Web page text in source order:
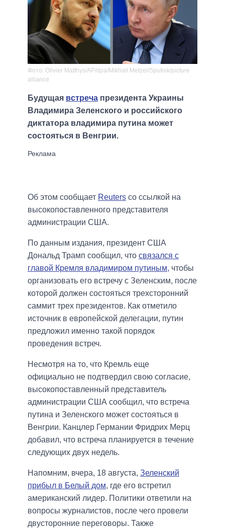
Фото: Olivier Matthys/AP/dpa/Mikhail Metzel/Sputnik/picture
alliance
Будущая встреча президента Украины
Владимира Зеленского и российского
диктатора владимира путина может
состояться в Венгрии.
Об этом сообщает Reuters со ссылкой на
высокопоставленного представителя
администрации США.
По данным издания, президент США
Дональд Трамп сообщил, что связался с
главой Кремля владимиром путиным, чтобы
организовать его встречу с Зеленским, после
которой должен состояться трехсторонний
саммит трех президентов. Как отметило
источник в европейской делегации, путин
предложил именно такой порядок
проведения встреч.
Несмотря на то, что Кремль еще
официально не подтвердил свою согласие,
высокопоставленный представитель
администрации США сообщил, что встреча
путина и Зеленского может состояться в
Венгрии. Канцлер Германии Фридрих Мерц
добавил, что встреча планируется в течение
следующих двух недель.
Напомним, вчера, 18 августа, Зеленский
прибыл в Белый дом, где его встретил
американский лидер. Политики ответили на
вопросы журналистов, после чего провели
двусторонние переговоры. Также